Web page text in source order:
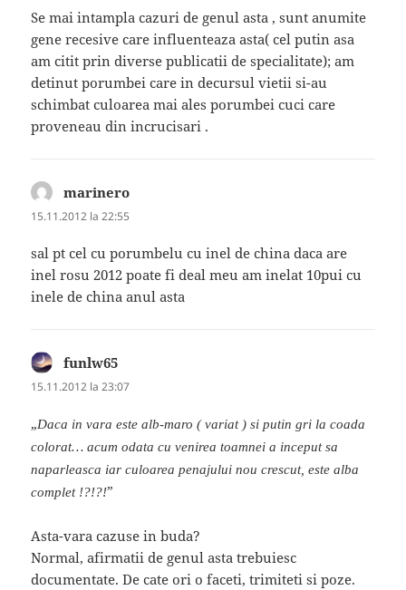
Se mai intampla cazuri de genul asta , sunt anumite
gene recesive care influenteaza asta( cel putin asa
am citit prin diverse publicatii de specialitate); am
detinut porumbei care in decursul vietii si-au
schimbat culoarea mai ales porumbei cuci care
proveneau din incrucisari .
marinero
15.11.2012 la 22:55
sal pt cel cu porumbelu cu inel de china daca are
inel rosu 2012 poate fi deal meu am inelat 10pui cu
inele de china anul asta
funlw65
15.11.2012 la 23:07
„Daca in vara este alb-maro ( variat ) si putin gri la coada
colorat… acum odata cu venirea toamnei a inceput sa
naparleasca iar culoarea penajului nou crescut, este alba
complet !?!?!”
Asta-vara cazuse in buda?
Normal, afirmatii de genul asta trebuiesc
documentate. De cate ori o faceti, trimiteti si poze.